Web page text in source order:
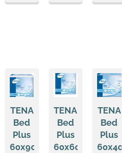
TENA
Bed
Plus
60x90
TENA
Bed
Plus
60x60
TENA
Bed
Plus
60x40